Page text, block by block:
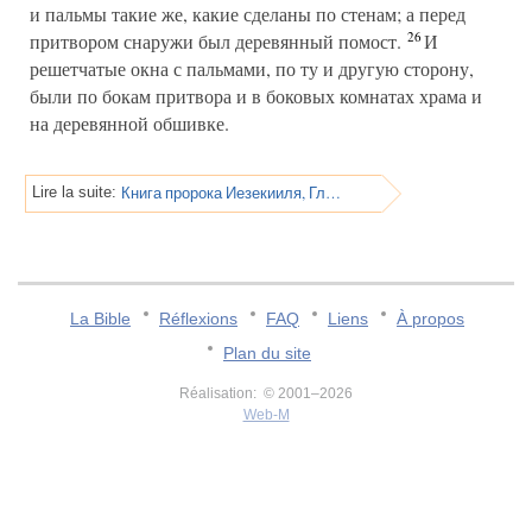
и пальмы такие же, какие сделаны по стенам; а перед
притвором снаружи был деревянный помост. 26И
решетчатые окна с пальмами, по ту и другую сторону,
были по бокам притвора и в боковых комнатах храма и
на деревянной обшивке.
Lire la suite: Книга пророка Иезекииля, Глава 42
La Bible Réflexions FAQ Liens
À propos
Plan du site
Réalisation: © 2001–2026
Web-M